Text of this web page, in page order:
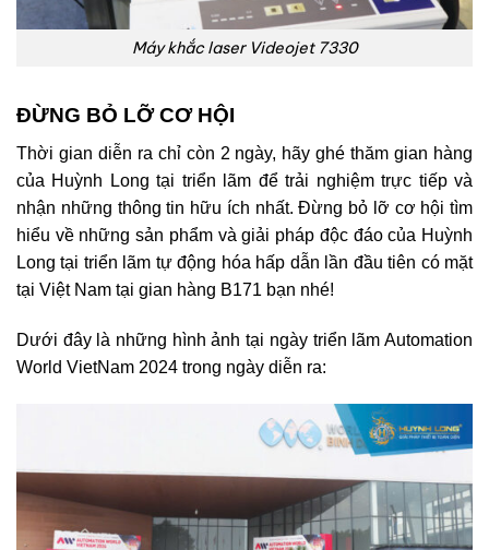
Máy khắc laser Videojet 7330
ĐỪNG BỎ LỠ CƠ HỘI
Thời gian diễn ra chỉ còn 2 ngày, hãy ghé thăm gian hàng
của Huỳnh Long tại triển lãm để trải nghiệm trực tiếp và
nhận những thông tin hữu ích nhất. Đừng bỏ lỡ cơ hội tìm
hiểu về những sản phẩm và giải pháp độc đáo của Huỳnh
Long tại triển lãm tự động hóa hấp dẫn lần đầu tiên có mặt
tại Việt Nam tại gian hàng B171 bạn nhé!
Dưới đây là những hình ảnh tại ngày triển lãm Automation
World VietNam 2024 trong ngày diễn ra: